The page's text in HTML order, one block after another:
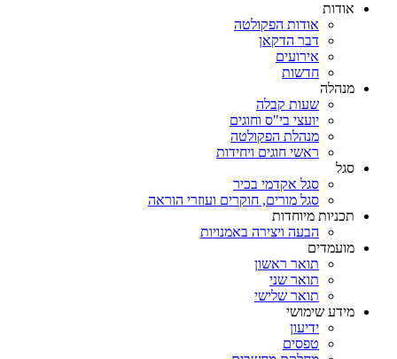
אודות
אודות הפקולטה
דבר הדקאן
אירועים
חדשות
מנהלה
שעות קבלה
יועצי בי"ס וחוגים
מנהלת הפקולטה
ראשי חוגים ויחידות
סגל
סגל אקדמי בכיר
סגל מורים, חוקרים ועוזרי הוראה
תכניות מיוחדות
הבעה ויצירה באמנויות
מועמדים
תואר ראשון
תואר שני
תואר שלישי
מידע שימושי
ידיעון
טפסים